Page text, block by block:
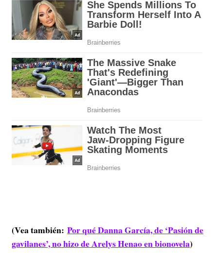
(Vea también: Por qué Danna García, de ‘Pasión de
gavilanes’, no hizo de Arelys Henao en bionovela)